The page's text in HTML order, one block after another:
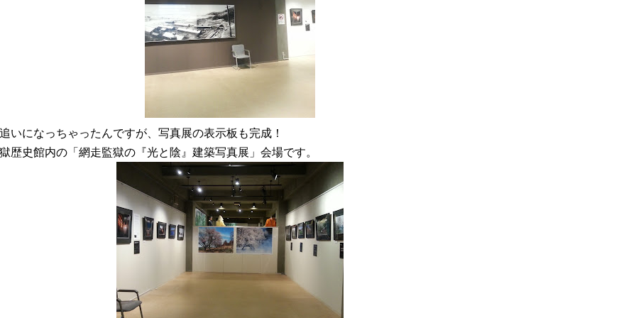
いになっちゃったんですが、写真展の表示板も完成！
歴史館内の「網走監獄の『光と陰』建築写真展」会場です。